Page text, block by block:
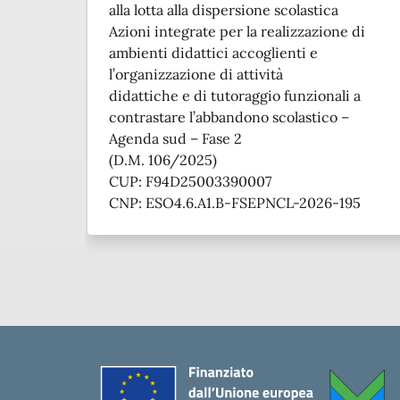
alla lotta alla dispersione scolastica
Azioni integrate per la realizzazione di
ambienti didattici accoglienti e
l’organizzazione di attività
didattiche e di tutoraggio funzionali a
contrastare l’abbandono scolastico –
Agenda sud – Fase 2
(D.M. 106/2025)
CUP: F94D25003390007
CNP: ESO4.6.A1.B-FSEPNCL-2026-195